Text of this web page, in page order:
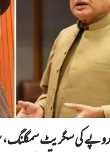
کی سگریٹ سمگلنگ،